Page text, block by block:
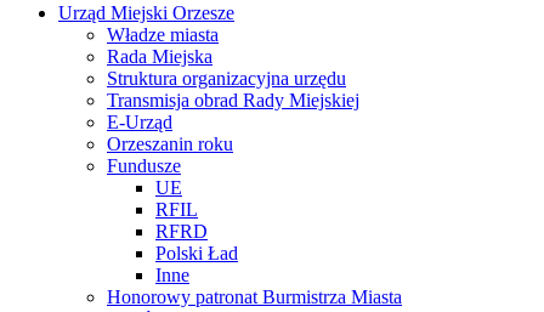
Urząd Miejski Orzesze
Władze miasta
Rada Miejska
Struktura organizacyjna urzędu
Transmisja obrad Rady Miejskiej
E-Urząd
Orzeszanin roku
Fundusze
UE
RFIL
RFRD
Polski Ład
Inne
Honorowy patronat Burmistrza Miasta